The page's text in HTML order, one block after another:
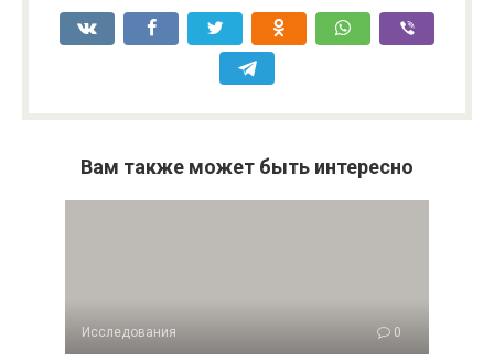
Вам также может быть интересно
Исследования 0